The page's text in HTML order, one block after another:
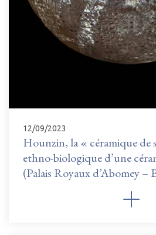
12/09/2023
Hounzin, la « céramique de
ethno-biologique d’une
(Palais Royaux d’Abomey –